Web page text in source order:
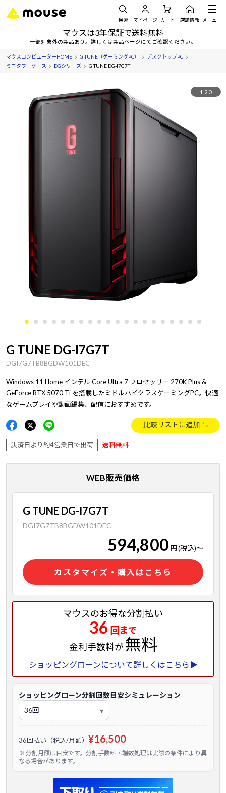
検索 マイページ カート 店舗情報 メニュー
マウスは3年保証で送料無料
一部対象外の製品あり。詳しくは製品ページにてご確認ください。
マウスコンピューターHOME G TUNE（ゲーミングPC）
デスクトップPC
ミニタワーケース
DGシリーズ G TUNE DG-I7G7T
1 20
G TUNE DG-I7G7T
DGI7G7TB8BGDW101DEC
Windows 11 Home インテル Core Ultra 7 プロセッサー 270K Plus &
GeForce RTX 5070 Ti を搭載したミドルハイクラスゲーミングPC。快適
なゲームプレイや動画編集、配信におすすめです。
比較リストに追加
決済日より約4営業日で出荷 送料無料
WEB販売価格
G TUNE DG-I7G7T
DGI7G7TB8BGDW101DEC
594,800 円(税込)～
カスタマイズ・購入はこちら
マウスのお得な分割払い
36 回まで
金利手数料が無料
ショッピングローンについて詳しくはこちら▶
ショッピングローン分割回数目安シミュレーション
36回払い（税込/月額） ¥16,500
※ 分割月額は目安です。分割手数料・端数処理は実際の条件により異
なる場合があります。